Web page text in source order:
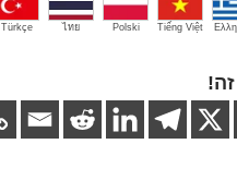
Tiếng Việt
Polski
ไทย
Türkçe